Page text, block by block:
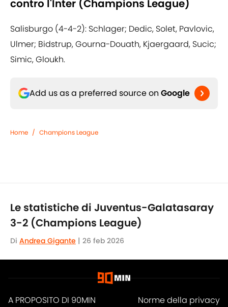
contro l'Inter (Champions League)
Salisburgo (4-4-2): Schlager; Dedic, Solet, Pavlovic,
Ulmer; Bidstrup, Gourna-Douath, Kjaergaard, Sucic;
Simic, Gloukh.
Add us as a preferred source on Google
Home / Champions League
Le statistiche di Juventus-Galatasaray
3-2 (Champions League)
Di Andrea Gigante | 26 feb 2026
A PROPOSITO DI 90MIN Norme della privacy